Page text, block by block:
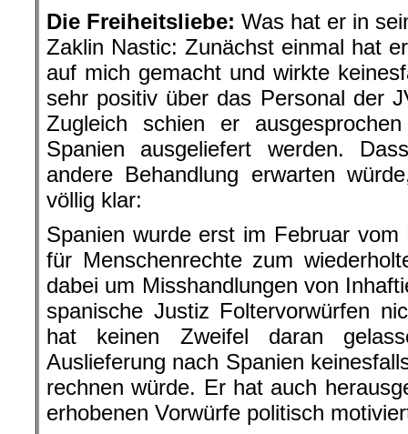
Die Freiheitsliebe: Was hat er in
Zaklin Nastic: Zunächst einmal hat
auf mich gemacht und wirkte
sehr positiv über das Personal der
Zugleich schien er
Spanien ausgeliefert werden.
andere Behandlung erwarten
völlig klar:
Spanien wurde erst im Februar vom
für Menschenrechte zum
dabei um Misshandlungen von
spanische Justiz Foltervorwürfen
hat keinen Zweifel daran
Auslieferung nach Spanien
rechnen würde. Er hat auch
erhobenen Vorwürfe politisch